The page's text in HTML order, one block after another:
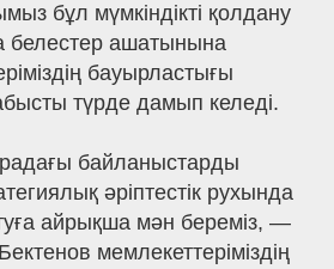
бұл мүмкіндікті қолдану
белестер ашатынына
бауырластығы
түрде дамып келеді.
байланыстарды
әріптестік рухында
айрықша мән береміз, —
мемлекеттеріміздің